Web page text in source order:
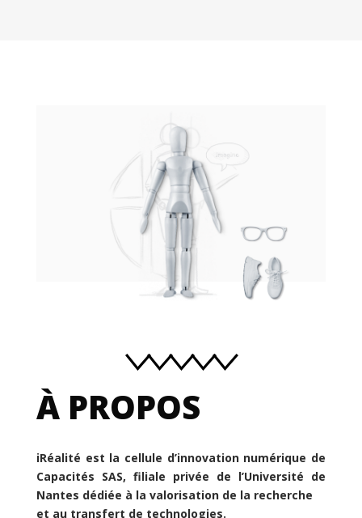
À PROPOS
iRéalité est la cellule d’innovation numérique de
Capacités SAS, filiale privée de l’Université de
Nantes dédiée à la valorisation de la recherche
et au transfert de technologies.